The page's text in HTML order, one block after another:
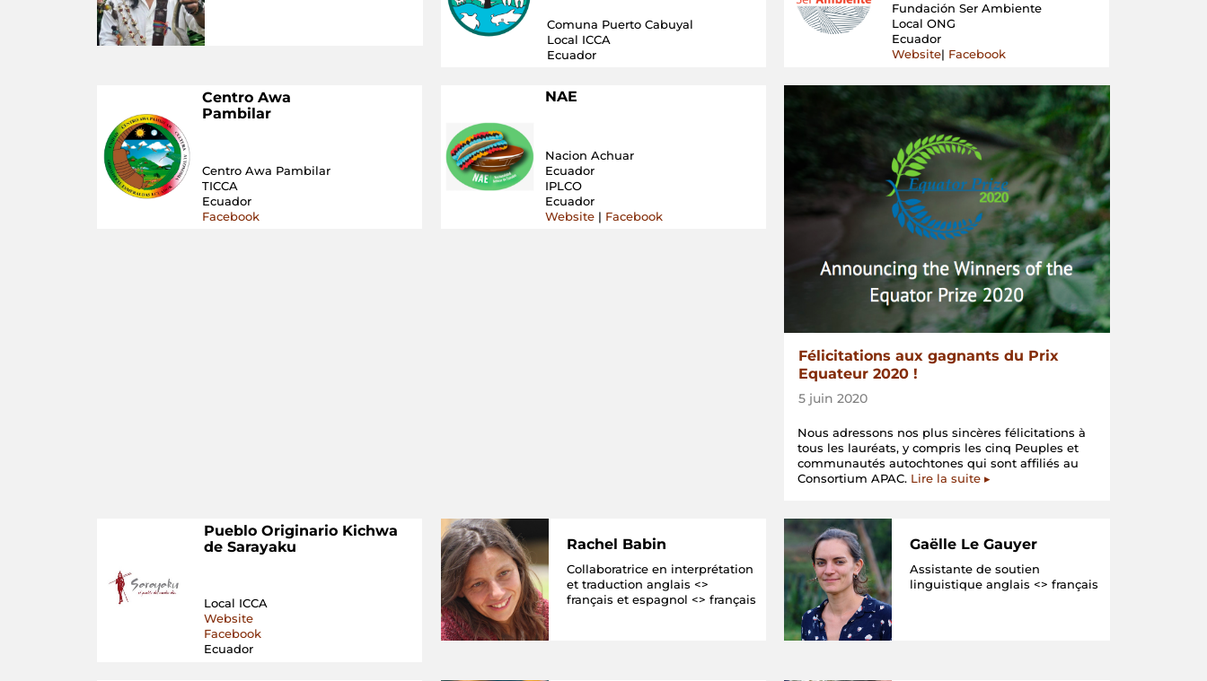
Comuna Puerto Cabuyal
Local ICCA
Ecuador
Fundación Ser Ambiente
Local ONG
Ecuador
Website| Facebook
Centro Awa
Pambilar
Centro Awa Pambilar
TICCA
Ecuador
Facebook
NAE
Nacion Achuar
Ecuador
IPLCO
Ecuador
Website | Facebook
Félicitations aux gagnants du Prix
Equateur 2020 !
5 juin 2020
Nous adressons nos plus sincères félicitations à
tous les lauréats, y compris les cinq Peuples et
communautés autochtones qui sont affiliés au
Consortium APAC. Lire la suite ▸
Pueblo Originario Kichwa
de Sarayaku
Local ICCA
Website
Facebook
Ecuador
Rachel Babin
Collaboratrice en interprétation
et traduction anglais <>
français et espagnol <> français
Gaëlle Le Gauyer
Assistante de soutien
linguistique anglais <> français